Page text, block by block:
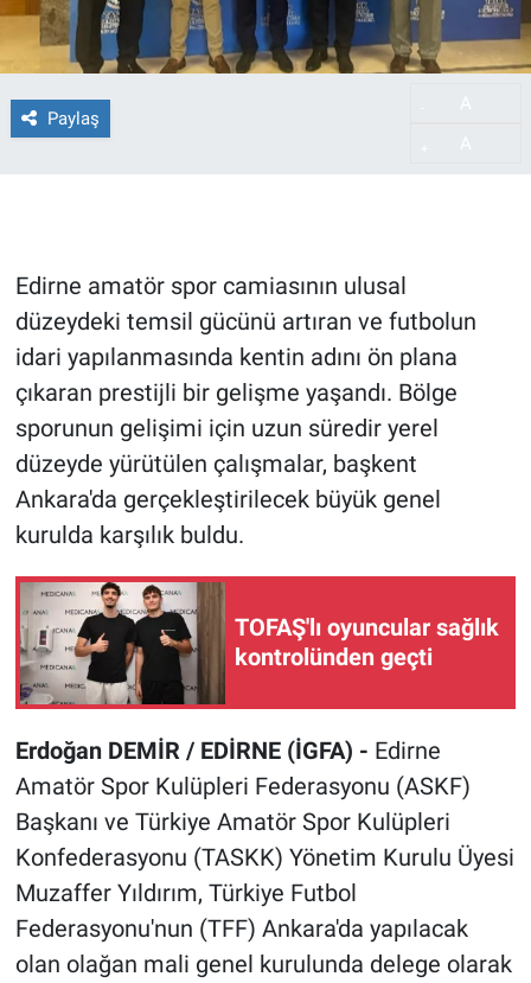
Paylaş
Edirne amatör spor camiasının ulusal
düzeydeki temsil gücünü artıran ve futbolun
idari yapılanmasında kentin adını ön plana
çıkaran prestijli bir gelişme yaşandı. Bölge
sporunun gelişimi için uzun süredir yerel
düzeyde yürütülen çalışmalar, başkent
Ankara'da gerçekleştirilecek büyük genel
kurulda karşılık buldu.
TOFAŞ'lı oyuncular sağlık
kontrolünden geçti
Erdoğan DEMİR / EDİRNE (İGFA) - Edirne
Amatör Spor Kulüpleri Federasyonu (ASKF)
Başkanı ve Türkiye Amatör Spor Kulüpleri
Konfederasyonu (TASKK) Yönetim Kurulu Üyesi
Muzaffer Yıldırım, Türkiye Futbol
Federasyonu'nun (TFF) Ankara'da yapılacak
olan olağan mali genel kurulunda delege olarak